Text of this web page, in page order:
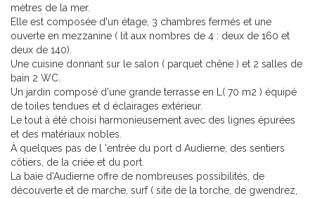
mètres de la mer.
Elle est composée d'un étage, 3 chambres fermés et une
ouverte en mezzanine ( lit aux nombres de 4 : deux de 160 et
deux de 140).
Une cuisine donnant sur le salon ( parquet chêne ) et 2 salles de
bain 2 WC.
Un jardin composé d'une grande terrasse en L( 70 m2 ) équipé
de toiles tendues et d éclairages extérieur.
Le tout à été choisi harmonieusement avec des lignes épurées
et des matériaux nobles.
À quelques pas de l 'entrée du port d Audierne, des sentiers
côtiers, de la criée et du port.
La baie d'Audierne offre de nombreuses possibilités, de
découverte et de marche, surf ( site de la torche, de gwendrez,